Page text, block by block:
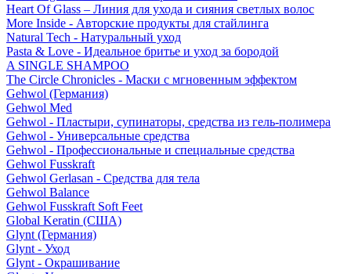
Heart Of Glass – Линия для ухода и сияния светлых волос
More Inside - Авторские продукты для стайлинга
Natural Tech - Натуральный уход
Pasta & Love - Идеальное бритье и уход за бородой
A SINGLE SHAMPOO
The Circle Chronicles - Маски с мгновенным эффектом
Gehwol (Германия)
Gehwol Med
Gehwol - Пластыри, супинаторы, средства из гель-полимера
Gehwol - Универсальные средства
Gehwol - Профессиональные и специальные средства
Gehwol Fusskraft
Gehwol Gerlasan - Средства для тела
Gehwol Balance
Gehwol Fusskraft Soft Feet
Global Keratin (США)
Glynt (Германия)
Glynt - Уход
Glynt - Окрашивание